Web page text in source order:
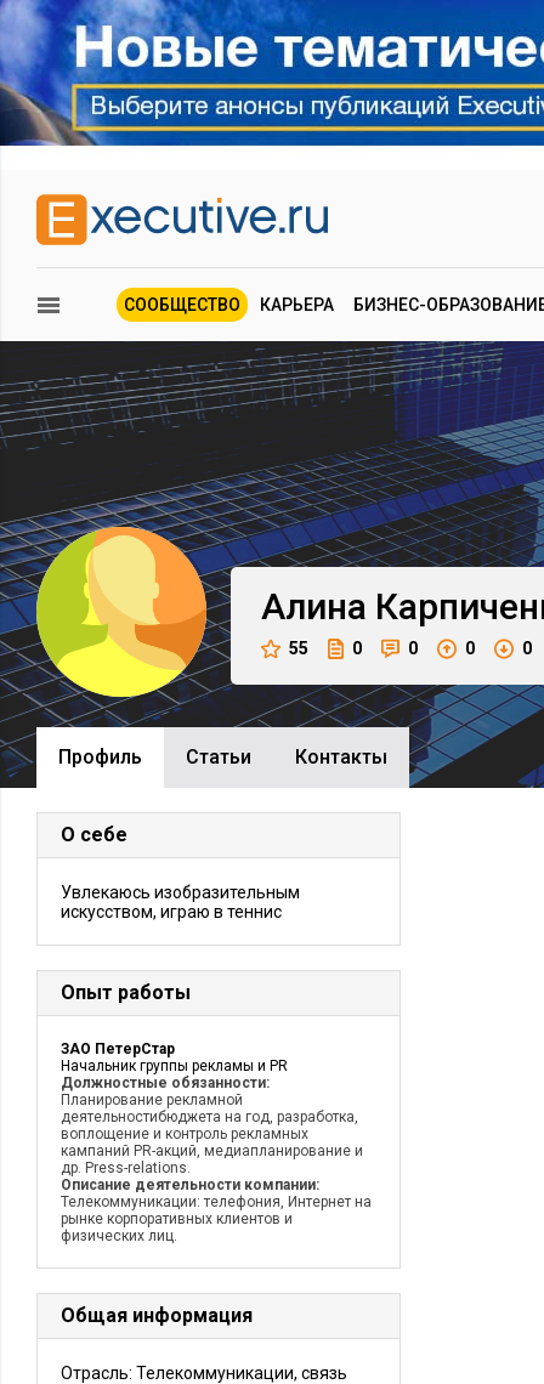
СООБЩЕСТВО КАРЬЕРА БИЗНЕС-
Алина
55 0 0 0 0
Профиль Cтатьи Контакты
О себе
Увлекаюсь изобразительным
искусством, играю в теннис
Опыт работы
ЗАО ПетерСтар
Начальник группы рекламы и PR
Должностные обязанности:
Планирование рекламной
деятельностибюджета на год, разработка,
воплощение и контроль рекламных
кампаний PR-акций, медиапланирование и
др. Press-relations.
Описание деятельности компании:
Телекоммуникации: телефония, Интернет на
рынке корпоративных клиентов и
физических лиц.
Общая информация
Отрасль: Телекоммуникации, связь